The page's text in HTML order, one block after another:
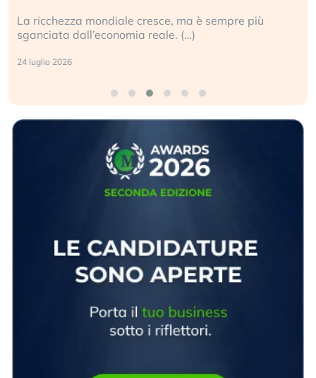
La ricchezza mondiale cresce, ma è sempre più
sganciata dall’economia reale. (…)
24 luglio 2026